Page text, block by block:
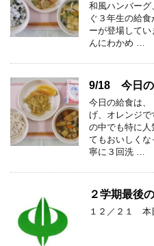
和風ハンバー
ぐ３年生の給
ーが登場して
んにわかめ …
9/18 今日
今日の給食は
げ、オレンジ
の中でも特に人
てもおいしく
寧に３回洗 …
２学期最後
１２／２１ 本